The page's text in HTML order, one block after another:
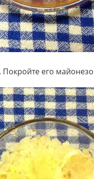
Покройте его